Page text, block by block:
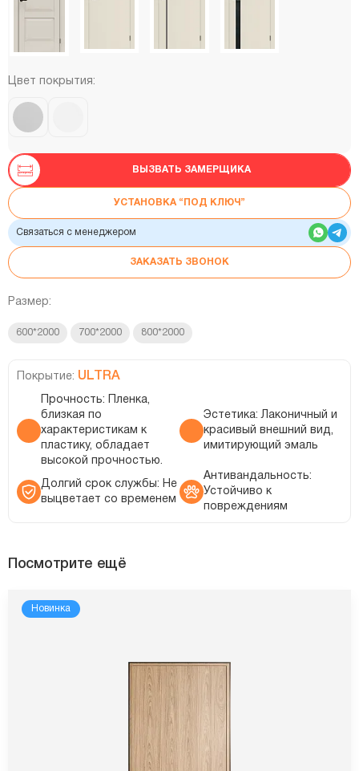
Цвет покрытия:
ВЫЗВАТЬ ЗАМЕРЩИКА
УСТАНОВКА “ПОД КЛЮЧ”
Связаться с менеджером
ЗАКАЗАТЬ ЗВОНОК
Размер:
600*2000 700*2000 800*2000
Покрытие: ULTRA
Прочность: Пленка,
близкая по
характеристикам к
пластику, обладает
высокой прочностью.
Эстетика: Лаконичный и
красивый внешний вид,
имитирующий эмаль
Долгий срок службы: Не
выцветает со временем
Антивандальность:
Устойчиво к
повреждениям
Посмотрите ещё
Новинка